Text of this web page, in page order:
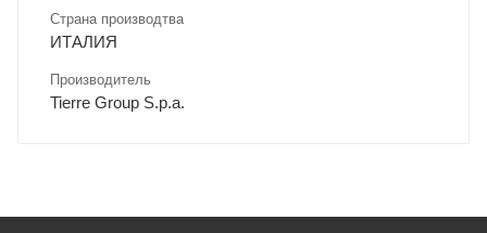
Страна производтва
ИТАЛИЯ
Производитель
Tierre Group S.p.a.